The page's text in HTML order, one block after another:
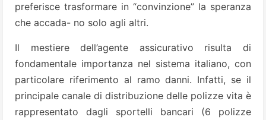
preferisce trasformare in “convinzione” la speranza
che accada- no solo agli altri.
Il mestiere dell’agente assicurativo risulta di
fondamentale importanza nel sistema italiano, con
particolare riferimento al ramo danni. Infatti, se il
principale canale di distribuzione delle polizze vita è
rappresentato dagli sportelli bancari (6 polizze